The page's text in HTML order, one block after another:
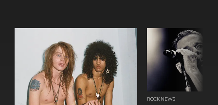
ROCK NEWS